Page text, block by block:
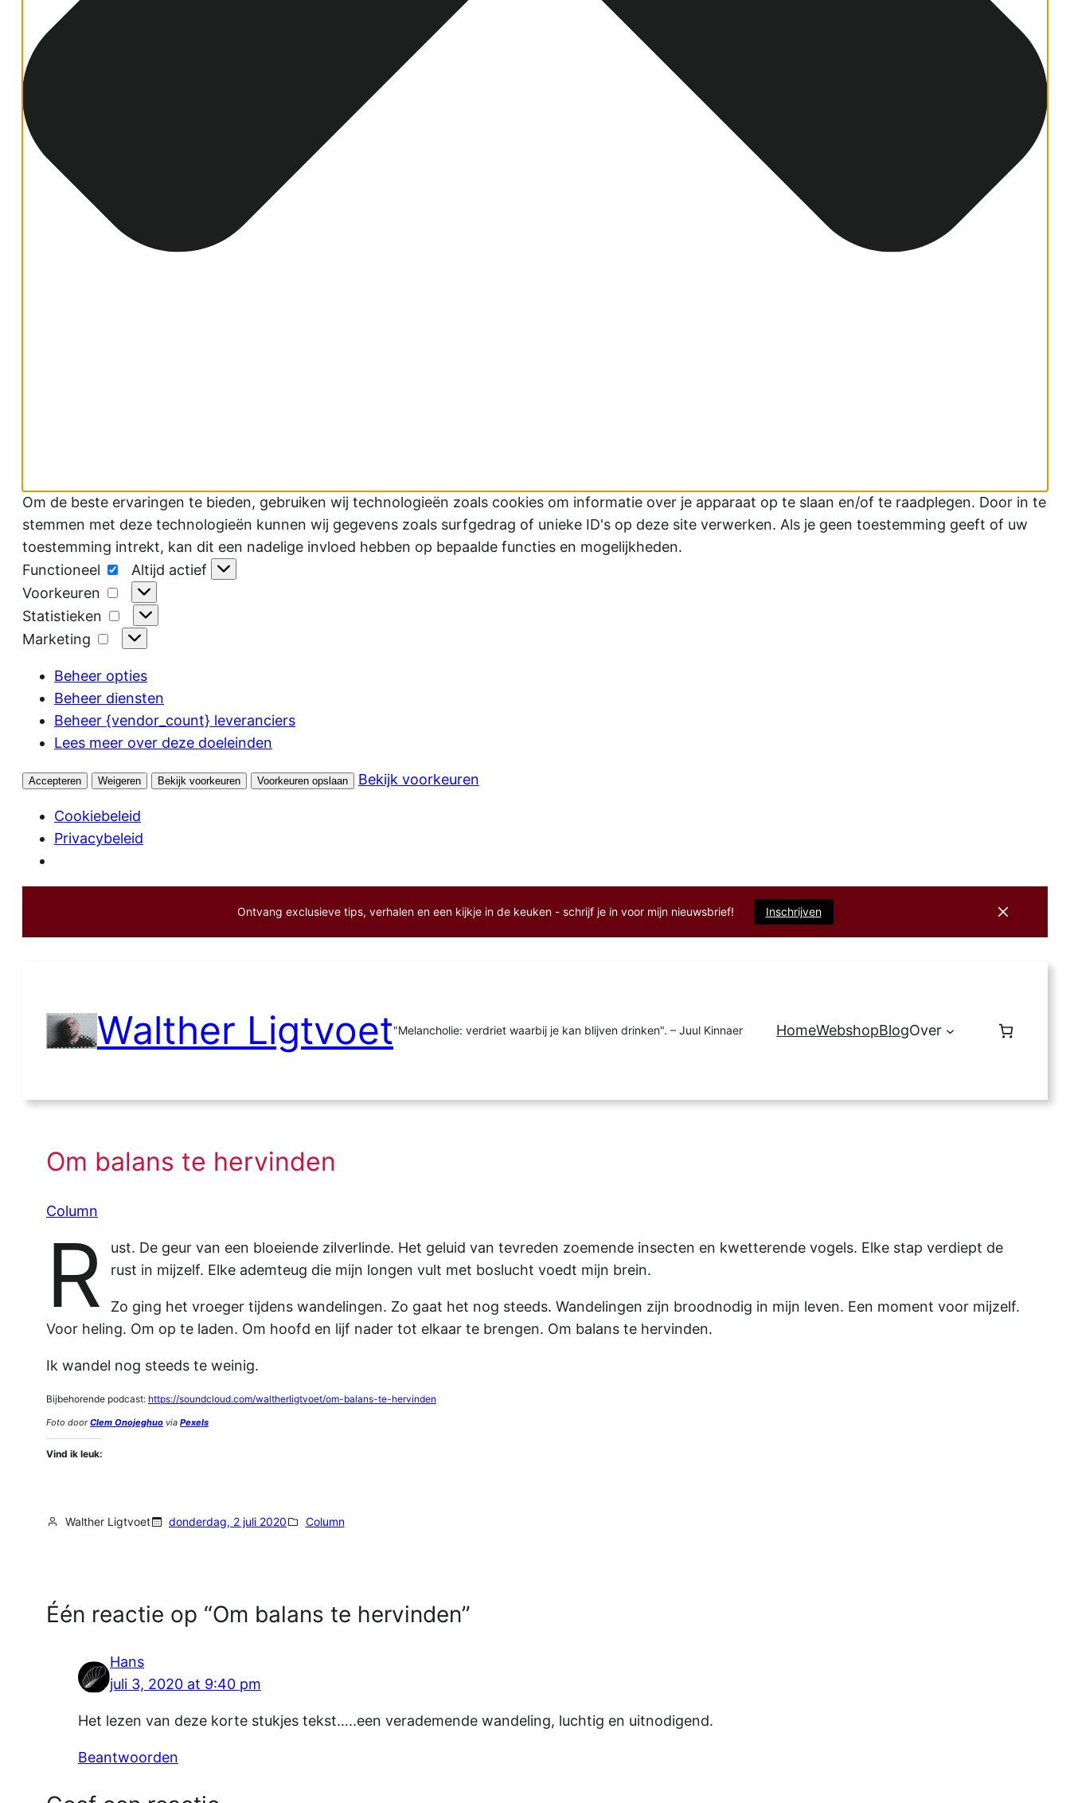
Om de beste ervaringen te bieden, gebruiken wij technologieën zoals cookies om informatie over je apparaat op te slaan en/of te raadplegen. Door in te
stemmen met deze technologieën kunnen wij gegevens zoals surfgedrag of unieke ID's op deze site verwerken. Als je geen toestemming geeft of uw
toestemming intrekt, kan dit een nadelige invloed hebben op bepaalde functies en mogelijkheden.
Functioneel
Functioneel
Altijd actief
Voorkeuren
Voorkeuren
Statistieken
Statistieken
Marketing
Marketing
Beheer opties
Beheer diensten
Beheer {vendor_count} leveranciers
Lees meer over deze doeleinden
Accepteren Weigeren Bekijk voorkeuren Voorkeuren opslaan Bekijk voorkeuren
Cookiebeleid
Privacybeleid
Ontvang exclusieve tips, verhalen en een kijkje in de keuken - schrijf je in voor mijn nieuwsbrief! Inschrijven
inhoud
Walther Ligtvoet"Melancholie: verdriet waarbij je kan blijven drinken". – Juul Kinnaer HomeWebshopBlogOver
Om balans te hervinden
Column
R
ust. De geur van een bloeiende zilverlinde. Het geluid van tevreden zoemende insecten en kwetterende vogels. Elke stap verdiept de
rust in mijzelf. Elke ademteug die mijn longen vult met boslucht voedt mijn brein.
Zo ging het vroeger tijdens wandelingen. Zo gaat het nog steeds. Wandelingen zijn broodnodig in mijn leven. Een moment voor mijzelf.
Voor heling. Om op te laden. Om hoofd en lijf nader tot elkaar te brengen. Om balans te hervinden.
Ik wandel nog steeds te weinig.
Bijbehorende podcast: https://soundcloud.com/waltherligtvoet/om-balans-te-hervinden
Foto doorClem Onojeghuo via Pexels
Vind ik leuk:
Walther Ligtvoet donderdag, 2 juli 2020 Column
Één reactie op “Om balans te hervinden”
Hans
juli 3, 2020 at 9:40 pm
Het lezen van deze korte stukjes tekst…..een verademende wandeling, luchtig en uitnodigend.
Beantwoorden